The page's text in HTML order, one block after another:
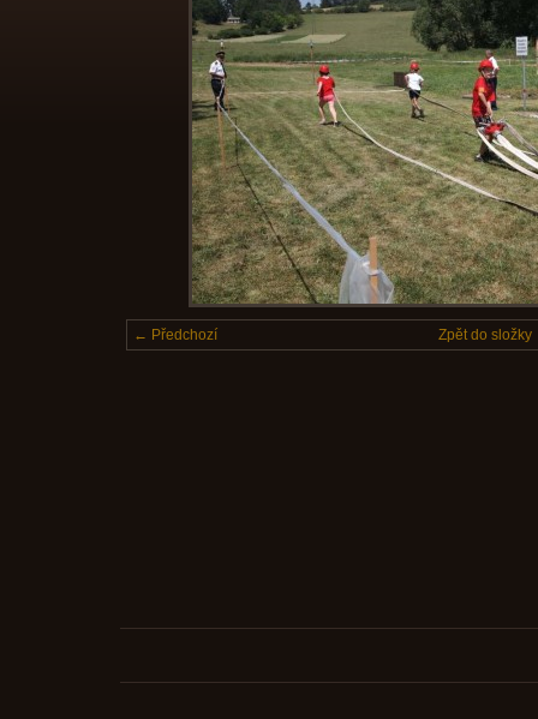
← Předchozí Zpět do složky